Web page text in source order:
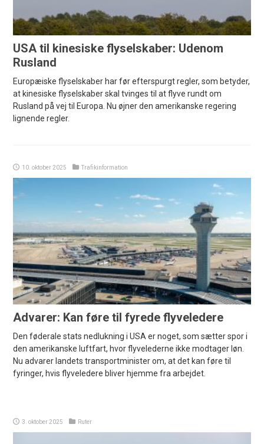
USA til kinesiske flyselskaber: Udenom
Rusland
Europæiske flyselskaber har før efterspurgt regler, som betyder,
at kinesiske flyselskaber skal tvinges til at flyve rundt om
Rusland på vej til Europa. Nu øjner den amerikanske regering
lignende regler.
10. oktober 2025 Trafikinformation
Advarer: Kan føre til fyrede flyveledere
Den føderale stats nedlukning i USA er noget, som sætter spor i
den amerikanske luftfart, hvor flyvelederne ikke modtager løn.
Nu advarer landets transportminister om, at det kan føre til
fyringer, hvis flyveledere bliver hjemme fra arbejdet.
3. oktober 2025 Ruter